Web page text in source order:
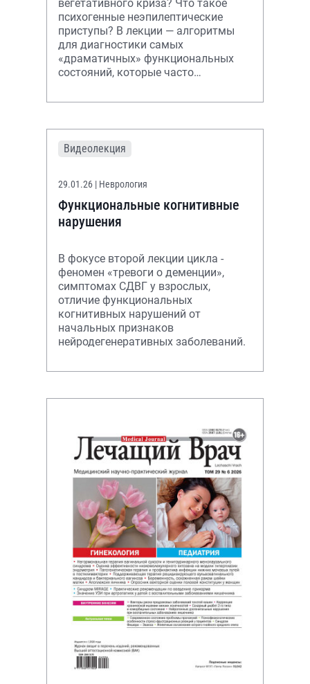
вегетативного криза? Что такое
психогенные неэпилептические
приступы? В лекции — алгоритмы
для диагностики самых
«драматичных» функциональных
состояний, которые часто
патологию.
Видеолекция
29.01.26 | Неврология
Функциональные когнитивные
нарушения
В фокусе второй лекции цикла -
феномен «тревоги о деменции»,
симптомах СДВГ у взрослых,
отличие функциональных
когнитивных нарушений от
начальных признаков
нейродегенеративных заболеваний.